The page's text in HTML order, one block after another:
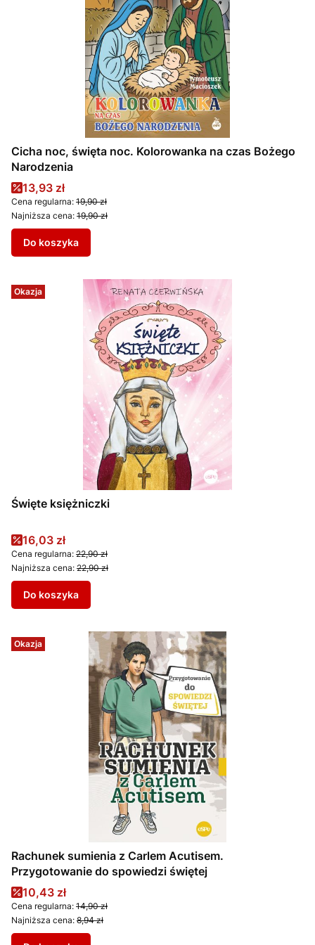
Cicha noc, święta noc. Kolorowanka na czas Bożego
Narodzenia
Cena promocyjna
13,93 zł
Cena regularna: 19,90 zł
Najniższa cena: 19,90 zł
Do koszyka
Okazja
Święte księżniczki
Cena promocyjna
16,03 zł
Cena regularna: 22,90 zł
Najniższa cena: 22,90 zł
Do koszyka
Okazja
Rachunek sumienia z Carlem Acutisem.
Przygotowanie do spowiedzi świętej
Cena promocyjna
10,43 zł
Cena regularna: 14,90 zł
Najniższa cena: 8,94 zł